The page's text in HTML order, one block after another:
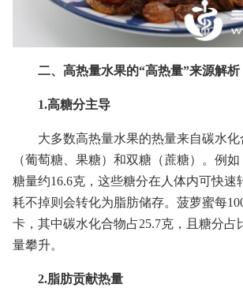
二、高热量水果的“高热量”来源解析
1.高糖分主导
大多数高热量水果的热量来自碳水
（葡萄糖、果糖）和双糖（蔗糖）。例
糖量约16.6克，这些糖分在人体内可快速
耗不掉则会转化为脂肪储存。菠萝蜜每
卡，其中碳水化合物占25.7克，且糖分占
量攀升。
2.脂肪贡献热量